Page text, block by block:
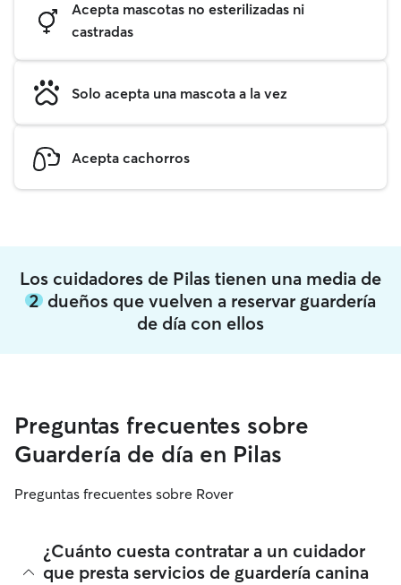
Acepta mascotas no esterilizadas ni
castradas
Solo acepta una mascota a la vez
Acepta cachorros
Los cuidadores de Pilas tienen una media de
2 dueños que vuelven a reservar guardería
de día con ellos
Preguntas frecuentes sobre
Guardería de día en Pilas
Preguntas frecuentes sobre Rover
¿Cuánto cuesta contratar a un cuidador
que presta servicios de guardería canina